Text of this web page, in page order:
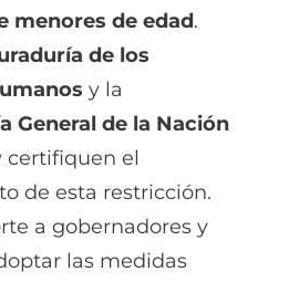
menores de edad.
de los
y la
General de la Nación
certifiquen el
de esta restricción.
a gobernadores y
las medidas